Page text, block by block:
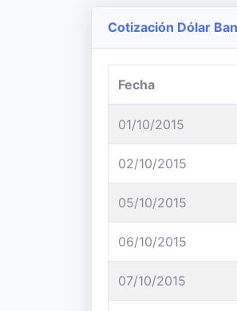
Cotización Dólar
Fecha
01/10/2015
02/10/2015
05/10/2015
06/10/2015
07/10/2015